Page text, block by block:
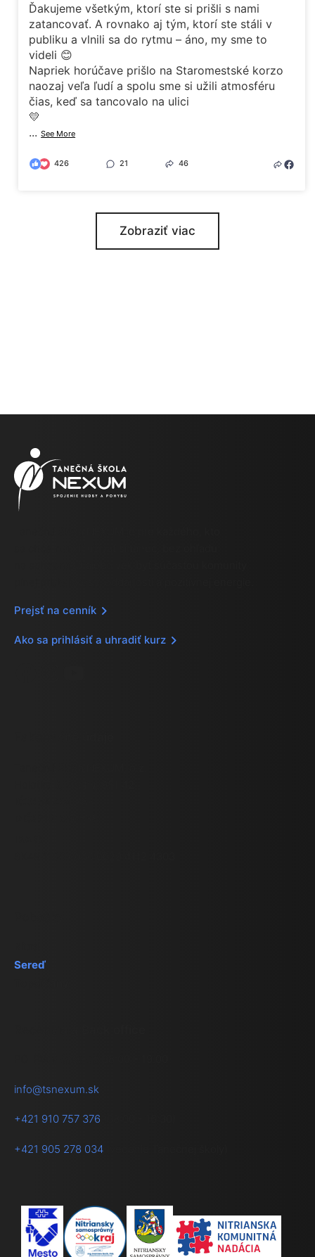
Ďakujeme všetkým, ktorí ste si prišli s nami
zatancovať. A rovnako aj tým, ktorí ste stáli v
publiku a vlnili sa do rytmu – áno, my sme to
videli 😊
Napriek horúčave prišlo na Staromestské korzo
naozaj veľa ľudí a spolu sme si užili atmosféru
čias, keď sa tancovalo na ulici
💛
...See More
426 21 46
Zobraziť viac
Prejsť na cenník
Ako sa prihlásiť a uhradiť kurz
Sereď
info@tsnexum.sk
+421 910 757 376
+421 905 278 034